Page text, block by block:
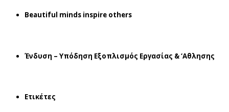
Beautiful minds inspire others
Ένδυση – Υπόδηση Εξοπλισμός Εργασίας & ‘Aθλησης
Ετικέτες